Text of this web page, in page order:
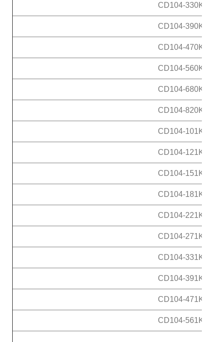
CD104-330K
CD104-390K
CD104-470K
CD104-560K
CD104-680K
CD104-820K
CD104-101K
CD104-121K
CD104-151K
CD104-181K
CD104-221K
CD104-271K
CD104-331K
CD104-391K
CD104-471K
CD104-561K